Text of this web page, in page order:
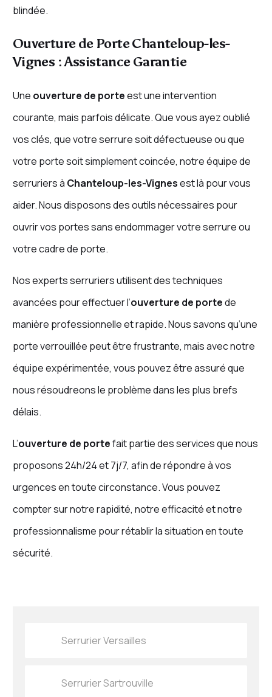
blindée.
Ouverture de Porte Chanteloup-les-
Vignes : Assistance Garantie
Une ouverture de porteest une intervention
courante, mais parfois délicate. Que vous ayez oublié
vos clés, que votre serrure soit défectueuse ou que
votre porte soit simplement coincée, notre équipe de
serruriers à Chanteloup-les-Vignesest là pour vous
aider. Nous disposons des outils nécessaires pour
ouvrir vos portes sans endommager votre serrure ou
votre cadre de porte.
Nos experts serruriers utilisent des techniques
avancées pour effectuer l’ouverture de portede
manière professionnelle et rapide. Nous savons qu’une
porte verrouillée peut être frustrante, mais avec notre
équipe expérimentée, vous pouvez être assuré que
nous résoudreons le problème dans les plus brefs
délais.
L’ouverture de portefait partie des services que nous
proposons 24h/24 et 7j/7, afin de répondre à vos
urgences en toute circonstance. Vous pouvez
compter sur notre rapidité, notre efficacité et notre
professionnalisme pour rétablir la situation en toute
sécurité.
Serrurier Versailles
Serrurier Sartrouville